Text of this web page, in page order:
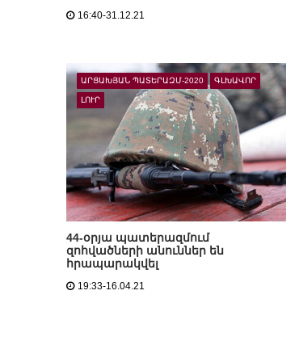
16:40-31.12.21
ԱՐՑԱԽՅԱՆ ՊԱՏԵՐԱԶՄ-2020 ԳԼԽԱՎՈՐ
ԼՈՒՐ
44-օրյա պատերազմում
զոհվածների անուններ են
հրապարակվել
19:33-16.04.21